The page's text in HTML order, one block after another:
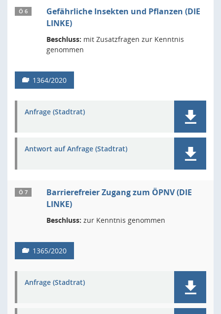
Ö 6
Gefährliche Insekten und Pflanzen (DIE
LINKE)
Beschluss: mit Zusatzfragen zur Kenntnis
genommen
1364/2020
Anfrage (Stadtrat)
Antwort auf Anfrage (Stadtrat)
Ö 7
Barrierefreier Zugang zum ÖPNV (DIE
LINKE)
Beschluss: zur Kenntnis genommen
1365/2020
Anfrage (Stadtrat)